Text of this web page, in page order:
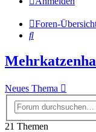
Foren-
Suche
Neues Thema
21 Themen